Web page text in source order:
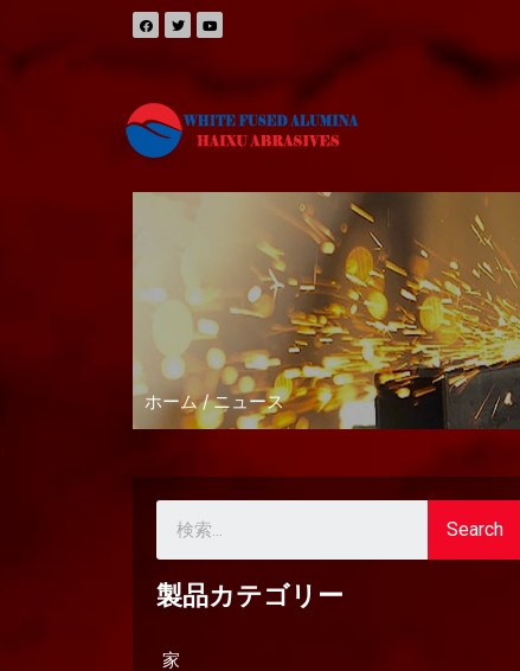
ホーム/ ニュース
Search
製品カテゴリー
家